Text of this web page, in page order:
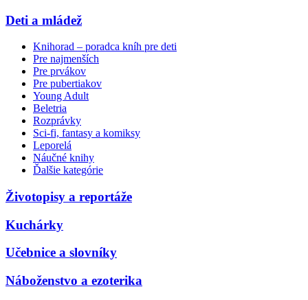
Deti a mládež
Knihorad – poradca kníh pre deti
Pre najmenších
Pre prvákov
Pre pubertiakov
Young Adult
Beletria
Rozprávky
Sci-fi, fantasy a komiksy
Leporelá
Náučné knihy
Ďalšie kategórie
Životopisy a reportáže
Kuchárky
Učebnice a slovníky
Náboženstvo a ezoterika